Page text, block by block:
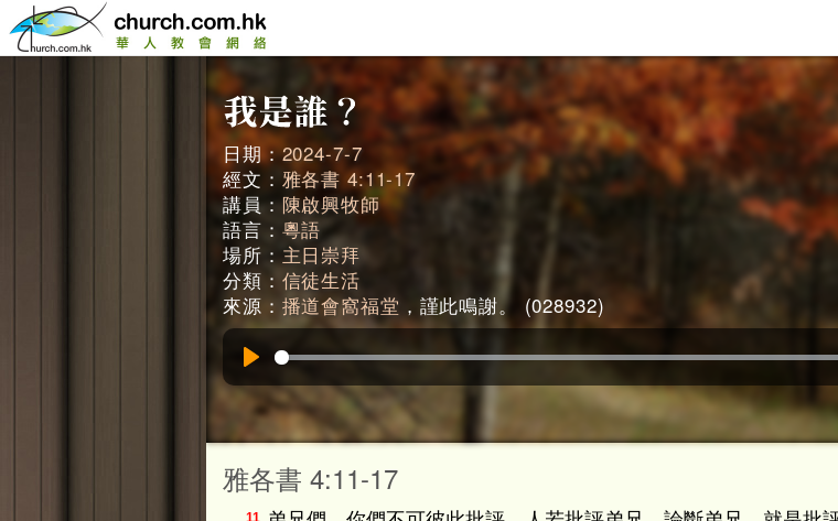
日期：2024-7-7
經文： 雅各書 4:11-17
講員：陳啟興牧師
語言： 粵語
場所： 主日崇拜
分類： 信徒生活
來源： 播道會窩福堂 ，謹此鳴謝。 (028932)
雅各書 4:11-17
11